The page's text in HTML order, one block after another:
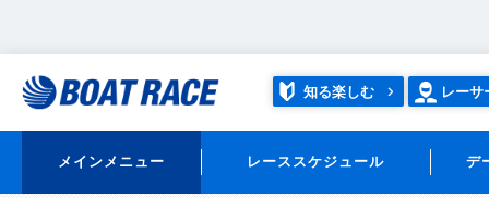
知る楽しむ レーサ
メインメニュー レーススケジュール デ